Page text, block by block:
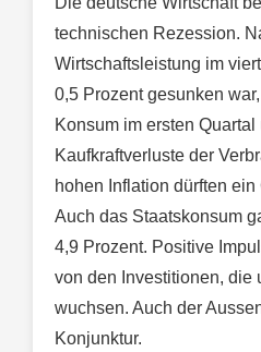
technischen Rezession.
Wirtschaftsleistung im
0,5 Prozent gesunken
Konsum im ersten
Kaufkraftverluste der
hohen Inflation dürften ein
Auch das Staatskonsum
4,9 Prozent. Positive
von den Investitionen, die
wuchsen. Auch der
Konjunktur.